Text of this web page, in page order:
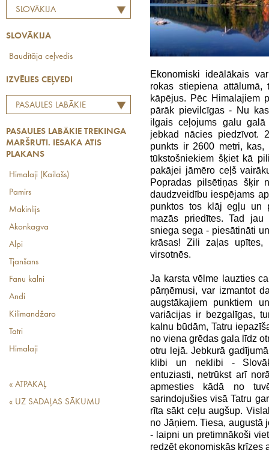
SLOVĀKIJA
SLOVĀKIJA
Baudītāja ceļvedis
IZVĒLIES CEĻVEDI
PASAULES LABĀKIE
IESAKA ATIS PLAKANS
PASAULES LABĀKIE TREKINGA
MARŠRUTI. IESAKA ATIS
PLAKANS
Himalaji (Kailašs)
Pamirs
Makinlijs
Akonkagva
Alpi
Tjanšans
Fanu kalni
Andi
Kilimandžaro
Tatri
Himalaji
« ATPAKAĻ
« UZ SADAĻAS SĀKUMU
Ekonomiski ideālākais
rokas stiepiena
kāpējus. Pēc Himalajiem
pārāk pievilcīgas - Nu
ilgais ceļojums galu
jebkad nācies piedzīvot.
punkts ir 2600 metri,
tūkstošniekiem šķiet kā
pakājei jāmēro ceļš
Popradas pilsētiņas šķir
daudzveidību iespējams
punktos tos klāj egļu un
mazās priedītes. Tad
sniega sega - piesātināti
krāsas! Zili zaļas upītes,
virsotnēs.
Ja karsta vēlme lauzties
pārņēmusi, var izmantot
augstākajiem punktiem
variācijas ir bezgalīgas,
kalnu būdām, Tatru
no viena grēdas gala līdz
otru lejā. Jebkurā
klibi un neklibi -
entuziasti, netrūkst arī
apmesties kādā no
sarindojušies visā Tatru
rīta sākt ceļu augšup.
no Jāņiem. Tiesa, augustā
- laipni un pretimnākoši
redzēt ekonomiskās krīzes